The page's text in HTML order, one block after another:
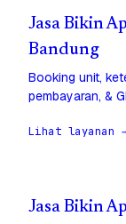
Jasa Bikin
Bandung
Booking unit,
pembayaran, &
Lihat layanan
Jasa Bikin